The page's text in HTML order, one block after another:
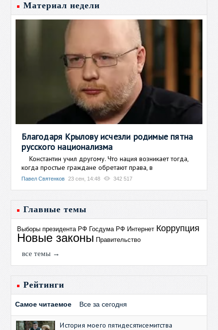
Материал недели
Благодаря Крылову исчезли родимые пятна
русского национализма
Константин учил другому. Что нация возникает тогда,
когда простые граждане обретают права, в
Павел Святенков 23 сен, 14:48 342 517
Главные темы
Выборы президента РФ Госдума РФ Интернет Коррупция
Новые законы Правительство
все темы →
Рейтинги
Самое читаемое Все за сегодня
История моего пятидесятисемитства